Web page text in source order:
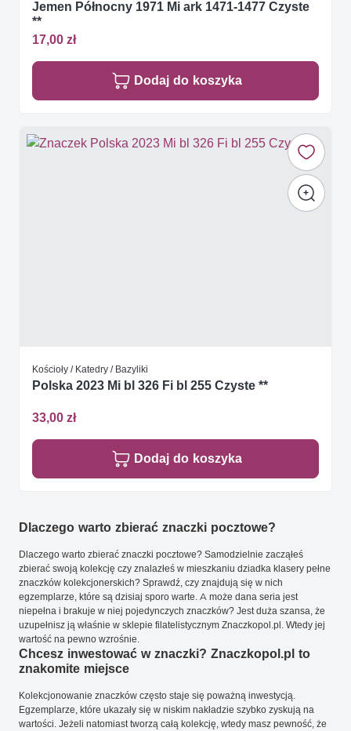
Jemen Północny 1971 Mi ark 1471-1477 Czyste
**
17,00 zł
Dodaj do koszyka
Kościoły / Katedry / Bazyliki
Polska 2023 Mi bl 326 Fi bl 255 Czyste **
33,00 zł
Dodaj do koszyka
Dlaczego warto zbierać znaczki pocztowe?
Dlaczego warto zbierać znaczki pocztowe? Samodzielnie zacząłeś
zbierać swoją kolekcję czy znalazłeś w mieszkaniu dziadka klasery pełne
znaczków kolekcjonerskich? Sprawdź, czy znajdują się w nich
egzemplarze, które są dzisiaj sporo warte. A może dana seria jest
niepełna i brakuje w niej pojedynczych znaczków? Jest duża szansa, że
uzupełnisz ją właśnie w sklepie filatelistycznym Znaczkopol.pl. Wtedy jej
wartość na pewno wzrośnie.
Chcesz inwestować w znaczki? Znaczkopol.pl to
znakomite miejsce
Kolekcjonowanie znaczków często staje się poważną inwestycją.
Egzemplarze, które ukazały się w niskim nakładzie szybko zyskują na
wartości. Jeżeli natomiast tworzą całą kolekcję, wtedy masz pewność, że